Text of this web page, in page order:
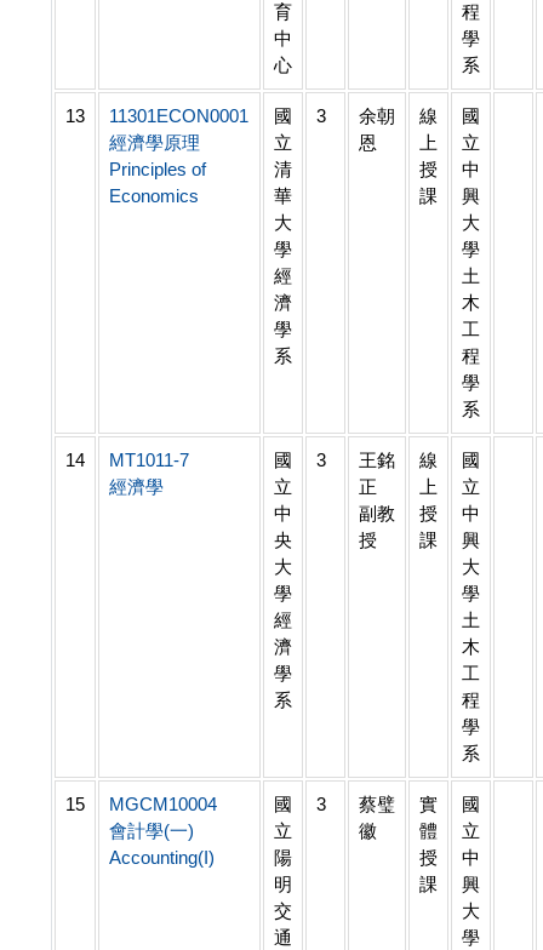
育
中
心
程
學
系
13
11301ECON0001
經濟學原理
Principles of
Economics
國
立
清
華
大
學
經
濟
學
系
3
余朝
恩
線
上
授
課
國
立
中
興
大
學
土
木
工
程
學
系
14
MT1011-7
經濟學
國
立
中
央
大
學
經
濟
學
系
3
王銘
正
副教
授
線
上
授
課
國
立
中
興
大
學
土
木
工
程
學
系
15
MGCM10004
會計學(一)
Accounting(I)
國
立
陽
明
交
通
3
蔡璧
徽
實
體
授
課
國
立
中
興
大
學